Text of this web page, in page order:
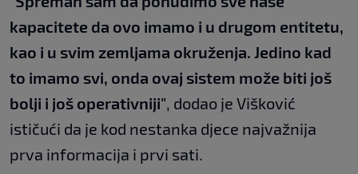
kapacitete da ovo imamo i u drugom entitetu,
kao i u svim zemljama okruženja. Jedino kad
to imamo svi, onda ovaj sistem može biti još
bolji i još operativniji", dodao je Višković
ističući da je kod nestanka djece najvažnija
prva informacija i prvi sati.